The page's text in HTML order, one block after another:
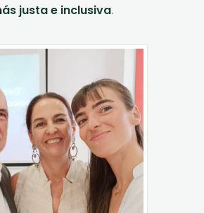
justa e inclusiva.